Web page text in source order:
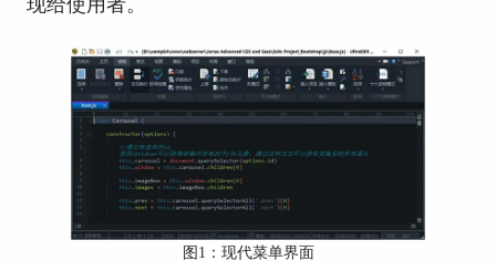
图1：现代菜单界面